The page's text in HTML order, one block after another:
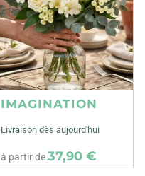
IMAGINATION
Livraison dès aujourd'hui
à partir de37,90 €